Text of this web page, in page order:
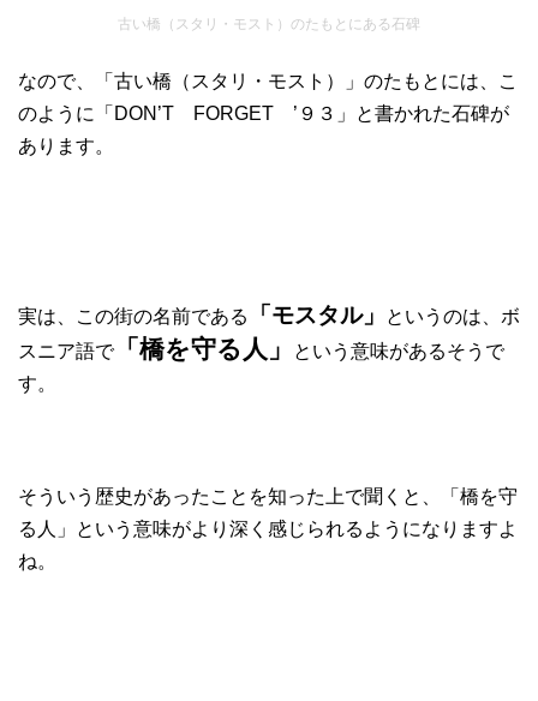
古い橋（スタリ・モスト）のたもとにある石碑
なので、「古い橋（スタリ・モスト）」のたもとには、こ
のように「DON’T FORGET ’９３」と書かれた石碑が
あります。
実は、この街の名前である 「モスタル」
というのは、ボ
スニア語で「橋を守る人」
という意味があるそうで
す。
そういう歴史があったことを知った上で聞くと、「橋を守
る人」という意味がより深く感じられるようになりますよ
ね。